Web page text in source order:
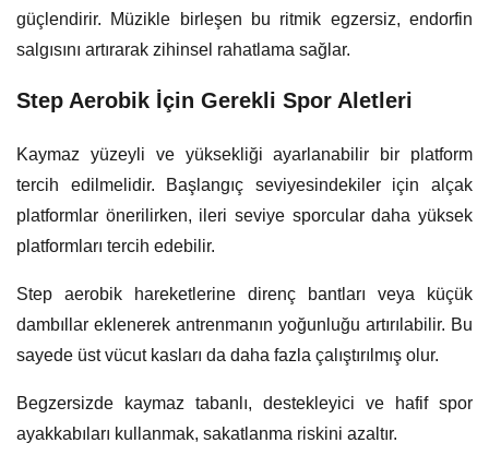
güçlendirir. Müzikle birleşen bu ritmik egzersiz, endorfin
salgısını artırarak zihinsel rahatlama sağlar.
Step Aerobik İçin Gerekli Spor Aletleri
Kaymaz yüzeyli ve yüksekliği ayarlanabilir bir platform
tercih edilmelidir. Başlangıç seviyesindekiler için alçak
platformlar önerilirken, ileri seviye sporcular daha yüksek
platformları tercih edebilir.
Step aerobik hareketlerine direnç bantları veya küçük
dambıllar eklenerek antrenmanın yoğunluğu artırılabilir. Bu
sayede üst vücut kasları da daha fazla çalıştırılmış olur.
Begzersizde kaymaz tabanlı, destekleyici ve hafif spor
ayakkabıları kullanmak, sakatlanma riskini azaltır.